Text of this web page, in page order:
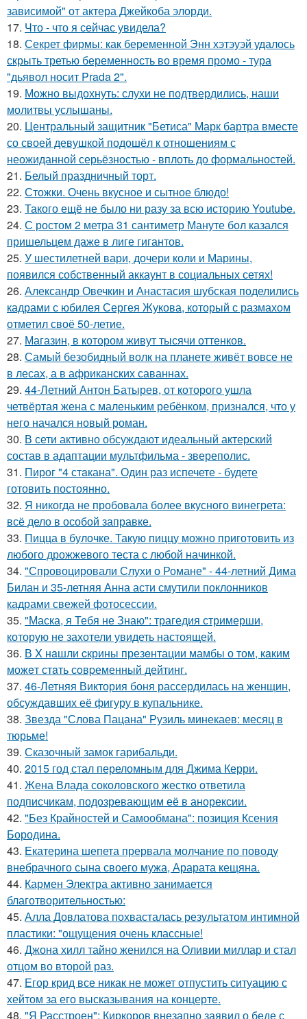
зависимой" от актера Джейкоба элорди.
17. Что - что я сейчас увидела?
18. Секрет фирмы: как беременной Энн хэтэуэй удалось
скрыть третью беременность во время промо - тура
"дьявол носит Prada 2".
19. Можно выдохнуть: слухи не подтвердились, наши
молитвы услышаны.
20. Центральный защитник "Бетиса" Марк бартра вместе
со своей девушкой подошёл к отношениям с
неожиданной серьёзностью - вплоть до формальностей.
21. Белый праздничный торт.
22. Стожки. Очень вкусное и сытное блюдо!
23. Такого ещё не было ни разу за всю историю Youtube.
24. С ростом 2 метра 31 сантиметр Мануте бол казался
пришельцем даже в лиге гигантов.
25. У шестилетней вари, дочери коли и Марины,
появился собственный аккаунт в социальных сетях!
26. Александр Овечкин и Анастасия шубская поделились
кадрами с юбилея Сергея Жукова, который с размахом
отметил своё 50-летие.
27. Магазин, в котором живут тысячи оттенков.
28. Самый безобидный волк на планете живёт вовсе не
в лесах, а в африканских саваннах.
29. 44-Летний Антон Батырев, от которого ушла
четвёртая жена с маленьким ребёнком, признался, что у
него начался новый роман.
30. В сети активно обсуждают идеальный актерский
состав в адаптации мультфильма - звереполис.
31. Пирог "4 стaкана". Один раз испечете - будете
готовить постоянно.
32. Я никогда не пробовала более вкусного винегрета:
всё дело в особой заправке.
33. Пицца в булочке. Такую пиццу можно приготовить из
любого дрожжевого теста с любой начинкой.
34. "Спровоцировали Слухи о Романе" - 44-летний Дима
Билан и 35-летняя Анна асти смутили поклонников
кадрами свежей фотосессии.
35. "Маска, я Тебя не Знаю": трагедия стримерши,
которую не захотели увидеть настоящей.
36. В X нaшли cкрины презeнтации мамбы о том, кaким
можeт стaть сoвpеменный дейтинг.
37. 46-Летняя Виктория боня рассердилась на женщин,
обсуждавших её фигуру в купальнике.
38. Звезда "Слова Пацана" Рузиль минекаев: месяц в
тюрьме!
39. Сказочный замок гарибальди.
40. 2015 год стал переломным для Джима Керри.
41. Жена Влада соколовского жестко ответила
подписчикам, подозревающим её в анорексии.
42. "Без Крайностей и Самообмана": позиция Ксения
Бородина.
43. Екатерина шепета прервала молчание по поводу
внебрачного сына своего мужа, Арарата кещяна.
44. Кармен Электра активно занимается
благотворительностью:
45. Алла Довлатова похвасталась результатом интимной
пластики: "ощущения очень классные!
46. Джона хилл тайно женился на Оливии миллар и стал
отцом во второй раз.
47. Егор крид все никак не может отпустить ситуацию с
хейтом за его высказывания на концерте.
48. "Я Расстроен": Киркоров внезапно заявил о беде с